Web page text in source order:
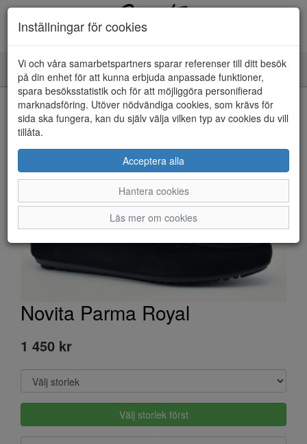
Toggle
navigation
HEM
Novita Parma Royal
1 450 kr
Välj storlek först
Inställningar för cookies
Vi och våra samarbetspartners sparar referenser till ditt besök
på din enhet för att kunna erbjuda anpassade funktioner,
spara besöksstatistik och för att möjliggöra personifierad
marknadsföring. Utöver nödvändiga cookies, som krävs för
sida ska fungera, kan du själv välja vilken typ av cookies du vill
tillåta.
Acceptera alla
Hantera cookies
Läs mer om cookies